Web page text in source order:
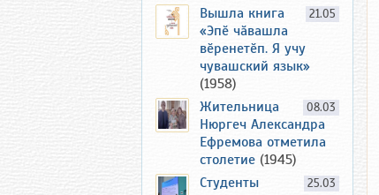
21.05
Вышла книга
«Эпӗ чӑвашла
вӗренетӗп. Я учу
чувашский язык»
(1958)
08.03
Жительница
Нюргеч Александра
Ефремова отметила
столетие (1945)
25.03
Студенты